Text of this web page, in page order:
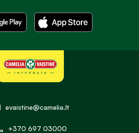
evaistine@camelia.lt
+370 697 03000